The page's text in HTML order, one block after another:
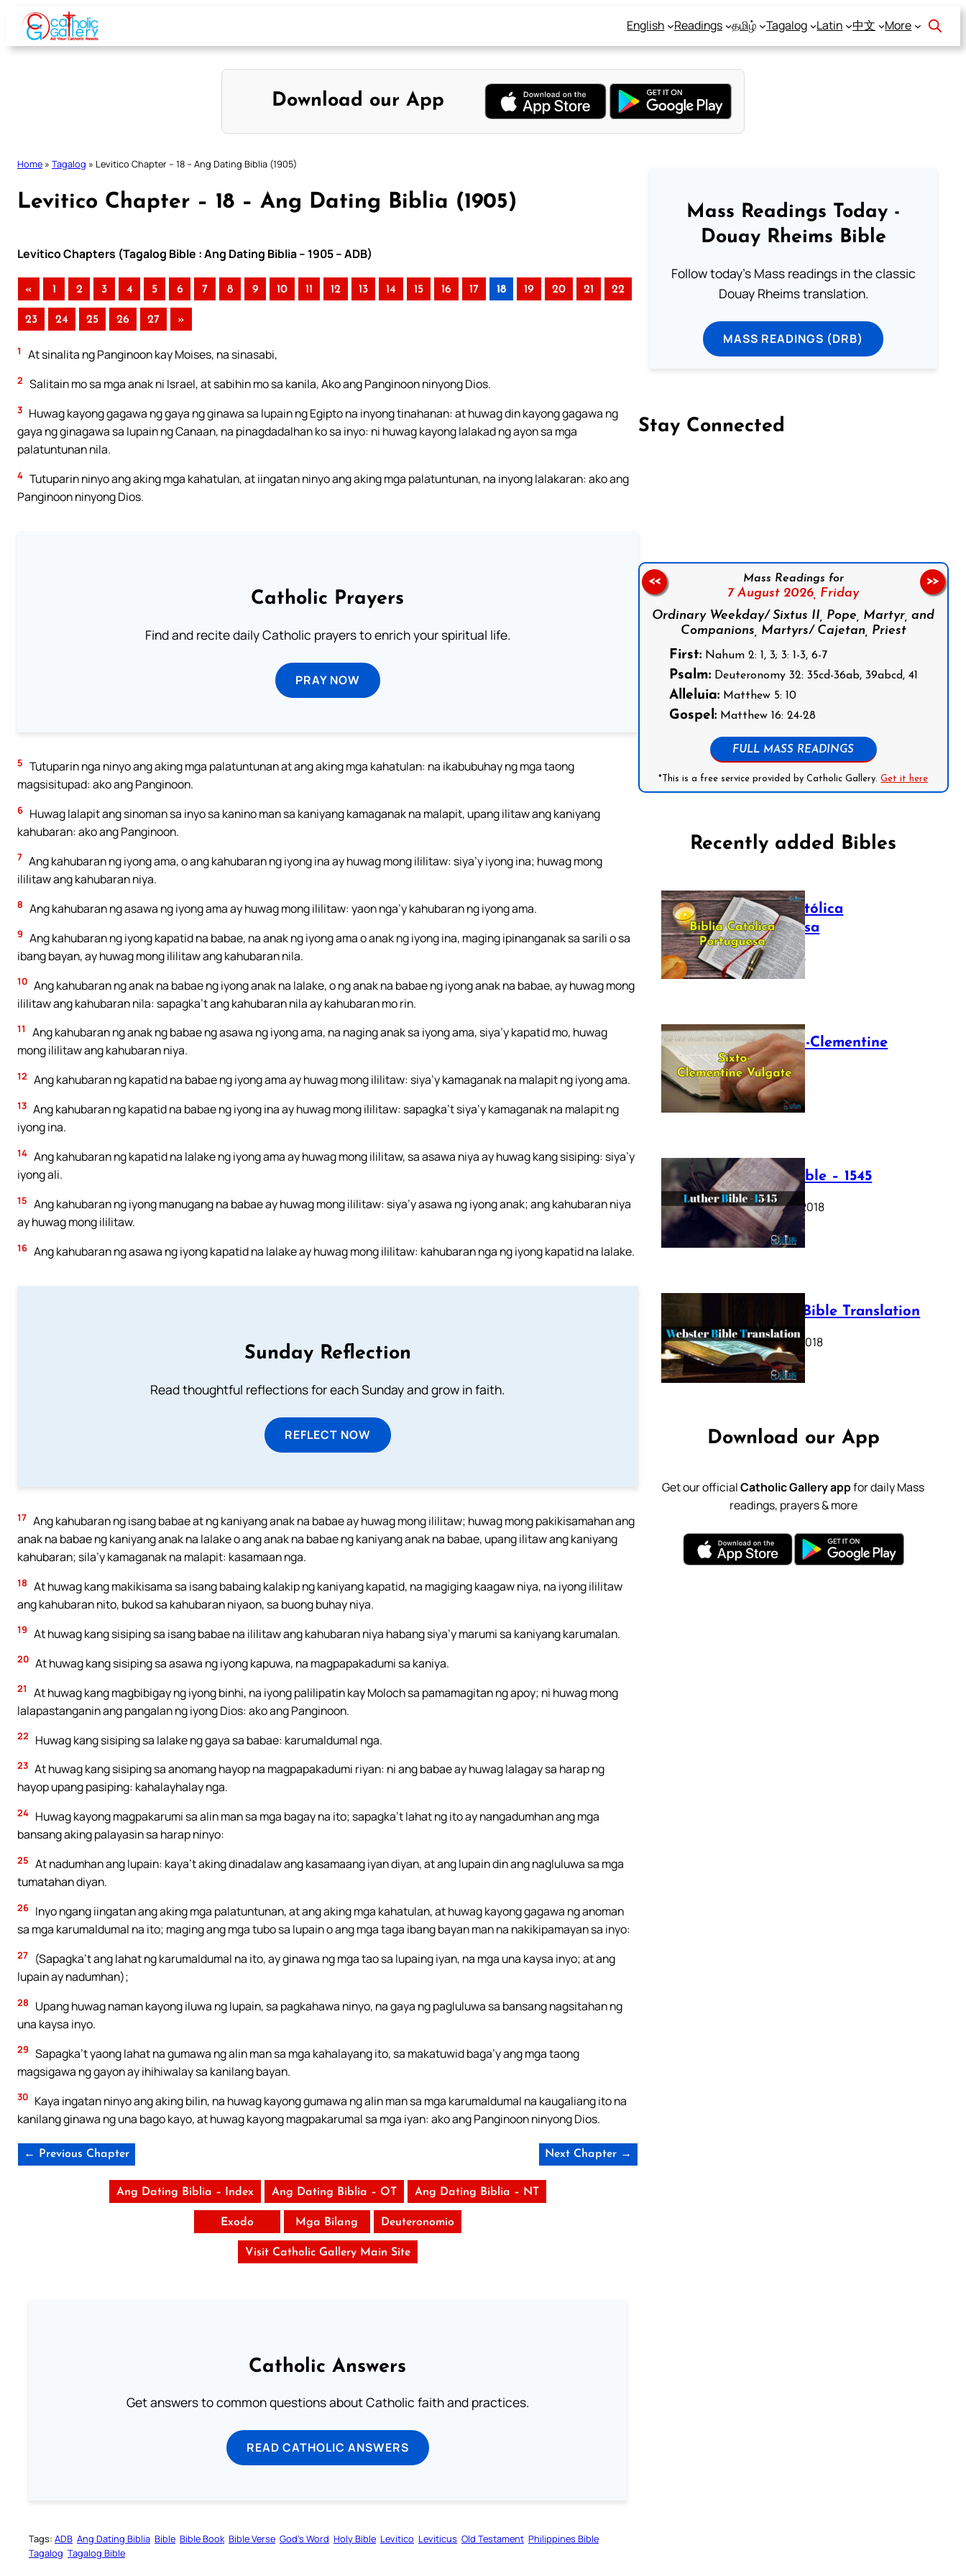
Skip
content
English Readings தமிழ் Tagalog Latin 中文 More
Download our App
Home » Tagalog » Levitico Chapter – 18 – Ang Dating Biblia (1905)
Levitico Chapter – 18 – Ang Dating Biblia (1905)
Levitico Chapters (Tagalog Bible : Ang Dating Biblia – 1905 – ADB)
« 1 2 3 4 5 6 7 8 9 10 11 12 13 14 15 16 17 18 19 20 21 22
23 24 25 26 27 »
1 At sinalita ng Panginoon kay Moises, na sinasabi,
2 Salitain mo sa mga anak ni Israel, at sabihin mo sa kanila, Ako ang Panginoon ninyong Dios.
3 Huwag kayong gagawa ng gaya ng ginawa sa lupain ng Egipto na inyong tinahanan: at huwag din kayong gagawa ng
gaya ng ginagawa sa lupain ng Canaan, na pinagdadalhan ko sa inyo: ni huwag kayong lalakad ng ayon sa mga
palatuntunan nila.
4 Tutuparin ninyo ang aking mga kahatulan, at iingatan ninyo ang aking mga palatuntunan, na inyong lalakaran: ako ang
Panginoon ninyong Dios.
Catholic Prayers
Find and recite daily Catholic prayers to enrich your spiritual life.
PRAY NOW
5 Tutuparin nga ninyo ang aking mga palatuntunan at ang aking mga kahatulan: na ikabubuhay ng mga taong
magsisitupad: ako ang Panginoon.
6 Huwag lalapit ang sinoman sa inyo sa kanino man sa kaniyang kamaganak na malapit, upang ilitaw ang kaniyang
kahubaran: ako ang Panginoon.
7 Ang kahubaran ng iyong ama, o ang kahubaran ng iyong ina ay huwag mong ililitaw: siya’y iyong ina; huwag mong
ililitaw ang kahubaran niya.
8 Ang kahubaran ng asawa ng iyong ama ay huwag mong ililitaw: yaon nga’y kahubaran ng iyong ama.
9 Ang kahubaran ng iyong kapatid na babae, na anak ng iyong ama o anak ng iyong ina, maging ipinanganak sa sarili o sa
ibang bayan, ay huwag mong ililitaw ang kahubaran nila.
10 Ang kahubaran ng anak na babae ng iyong anak na lalake, o ng anak na babae ng iyong anak na babae, ay huwag mong
ililitaw ang kahubaran nila: sapagka’t ang kahubaran nila ay kahubaran mo rin.
11
Ang kahubaran ng anak ng babae ng asawa ng iyong ama, na naging anak sa iyong ama, siya’y kapatid mo, huwag
mong ililitaw ang kahubaran niya.
12 Ang kahubaran ng kapatid na babae ng iyong ama ay huwag mong ililitaw: siya’y kamaganak na malapit ng iyong ama.
13 Ang kahubaran ng kapatid na babae ng iyong ina ay huwag mong ililitaw: sapagka’t siya’y kamaganak na malapit ng
iyong ina.
14 Ang kahubaran ng kapatid na lalake ng iyong ama ay huwag mong ililitaw, sa asawa niya ay huwag kang sisiping: siya’y
iyong ali.
15 Ang kahubaran ng iyong manugang na babae ay huwag mong ililitaw: siya’y asawa ng iyong anak; ang kahubaran niya
ay huwag mong ililitaw.
16 Ang kahubaran ng asawa ng iyong kapatid na lalake ay huwag mong ililitaw: kahubaran nga ng iyong kapatid na lalake.
Sunday Reflection
Read thoughtful reflections for each Sunday and grow in faith.
REFLECT NOW
17 Ang kahubaran ng isang babae at ng kaniyang anak na babae ay huwag mong ililitaw; huwag mong pakikisamahan ang
anak na babae ng kaniyang anak na lalake o ang anak na babae ng kaniyang anak na babae, upang ilitaw ang kaniyang
kahubaran; sila’y kamaganak na malapit: kasamaan nga.
18 At huwag kang makikisama sa isang babaing kalakip ng kaniyang kapatid, na magiging kaagaw niya, na iyong ililitaw
ang kahubaran nito, bukod sa kahubaran niyaon, sa buong buhay niya.
19 At huwag kang sisiping sa isang babae na ililitaw ang kahubaran niya habang siya’y marumi sa kaniyang karumalan.
20 At huwag kang sisiping sa asawa ng iyong kapuwa, na magpapakadumi sa kaniya.
21
At huwag kang magbibigay ng iyong binhi, na iyong palilipatin kay Moloch sa pamamagitan ng apoy; ni huwag mong
lalapastanganin ang pangalan ng iyong Dios: ako ang Panginoon.
22 Huwag kang sisiping sa lalake ng gaya sa babae: karumaldumal nga.
23 At huwag kang sisiping sa anomang hayop na magpapakadumi riyan: ni ang babae ay huwag lalagay sa harap ng
hayop upang pasiping: kahalayhalay nga.
24 Huwag kayong magpakarumi sa alin man sa mga bagay na ito; sapagka’t lahat ng ito ay nangadumhan ang mga
bansang aking palayasin sa harap ninyo:
25 At nadumhan ang lupain: kaya’t aking dinadalaw ang kasamaang iyan diyan, at ang lupain din ang nagluluwa sa mga
tumatahan diyan.
26 Inyo ngang iingatan ang aking mga palatuntunan, at ang aking mga kahatulan, at huwag kayong gagawa ng anoman
sa mga karumaldumal na ito; maging ang mga tubo sa lupain o ang mga taga ibang bayan man na nakikipamayan sa inyo:
27
(Sapagka’t ang lahat ng karumaldumal na ito, ay ginawa ng mga tao sa lupaing iyan, na mga una kaysa inyo; at ang
lupain ay nadumhan);
28
Upang huwag naman kayong iluwa ng lupain, sa pagkahawa ninyo, na gaya ng pagluluwa sa bansang nagsitahan ng
una kaysa inyo.
29 Sapagka’t yaong lahat na gumawa ng alin man sa mga kahalayang ito, sa makatuwid baga’y ang mga taong
magsigawa ng gayon ay ihihiwalay sa kanilang bayan.
30 Kaya ingatan ninyo ang aking bilin, na huwag kayong gumawa ng alin man sa mga karumaldumal na kaugaliang ito na
kanilang ginawa ng una bago kayo, at huwag kayong magpakarumal sa mga iyan: ako ang Panginoon ninyong Dios.
← Previous Chapter Next Chapter →
Ang Dating Biblia – Index Ang Dating Biblia – OT Ang Dating Biblia – NT
Exodo Mga Bilang Deuteronomio
Visit Catholic Gallery Main Site
Catholic Answers
Get answers to common questions about Catholic faith and practices.
READ CATHOLIC ANSWERS
Tags: ADB Ang Dating Biblia Bible Bible Book Bible Verse God’s Word Holy Bible Levitico Leviticus Old Testament Philippines Bible
Tagalog Tagalog Bible
Mass Readings Today -
Douay Rheims Bible
Follow today's Mass readings in the classic
Douay Rheims translation.
MASS READINGS (DRB)
Stay Connected
Mass Readings for
7 August 2026, Friday
Ordinary Weekday/ Sixtus II, Pope, Martyr, and
Companions, Martyrs/ Cajetan, Priest
First:Nahum 2: 1, 3; 3: 1-3, 6-7
Psalm:Deuteronomy 32: 35cd-36ab, 39abcd, 41
Alleluia:Matthew 5: 10
Gospel:Matthew 16: 24-28
FULL MASS READINGS
*This is a free service provided by Catholic Gallery.Get it here
<< >>
Recently added Bibles
Bíblia Católica
Portuguesa
July 16, 2025
The Sixto-Clementine
Vulgate
July 12, 2025
Luther Bible – 1545
October 17, 2018
Webster Bible Translation
October 11, 2018
Download our App
Get our officialCatholic Gallery appfor daily Mass
readings, prayers & more